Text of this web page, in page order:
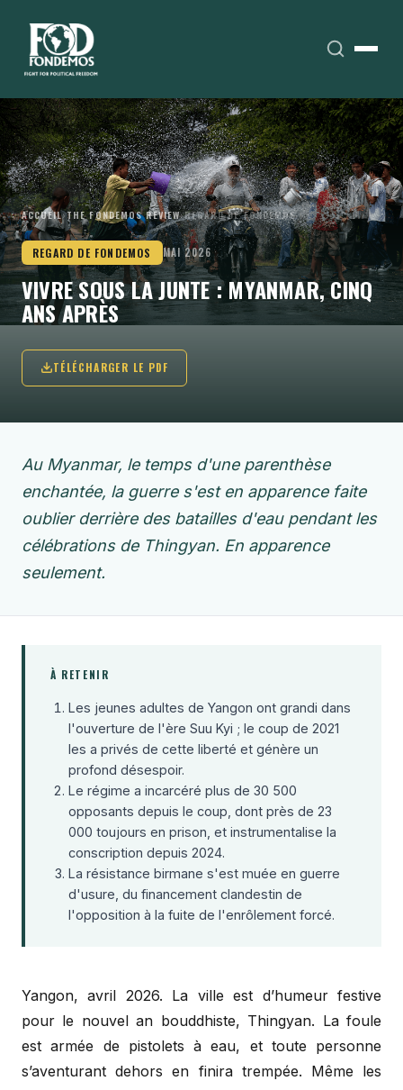
ACCUEIL›THE FONDEMOS REVIEW›REGARD DE FONDEMOS
REGARD DE FONDEMOS MAI 2026
VIVRE SOUS LA JUNTE : MYANMAR, CINQ
ANS APRÈS
TÉLÉCHARGER LE PDF
Au Myanmar, le temps d'une parenthèse
enchantée, la guerre s'est en apparence faite
oublier derrière des batailles d'eau pendant les
célébrations de Thingyan. En apparence
seulement.
À RETENIR
Les jeunes adultes de Yangon ont grandi dans
l'ouverture de l'ère Suu Kyi ; le coup de 2021
les a privés de cette liberté et génère un
profond désespoir.
Le régime a incarcéré plus de 30 500
opposants depuis le coup, dont près de 23
000 toujours en prison, et instrumentalise la
conscription depuis 2024.
La résistance birmane s'est muée en guerre
d'usure, du financement clandestin de
l'opposition à la fuite de l'enrôlement forcé.
Yangon, avril 2026. La ville est d’humeur festive
pour le nouvel an bouddhiste, Thingyan. La foule
est armée de pistolets à eau, et toute personne
s’aventurant dehors en finira trempée. Même les